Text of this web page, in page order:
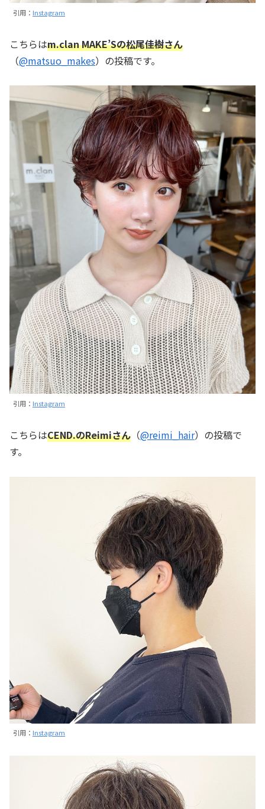
引用： Instagram
こちらはm.clan MAKE’Sの松尾佳樹さん
（@matsuo_makes）の投稿です。
引用： Instagram
こちらはCEND.のReimiさん （@reimi_hair）の投稿で
す。
引用： Instagram